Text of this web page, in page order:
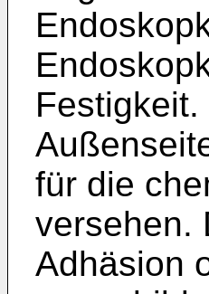
für die
versehen.
Adhäsion